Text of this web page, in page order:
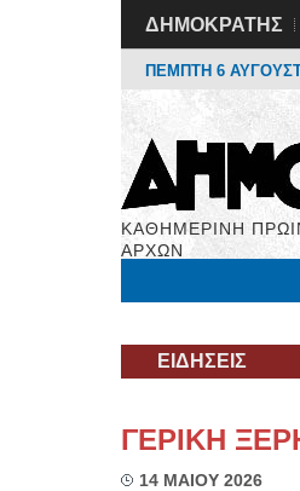
ΔΗΜΟΚΡΑΤΗΣ
ΠΕΜΠΤΗ 6
ΚΑΘΗΜΕΡΙΝΗ
ΑΡΧΩΝ
ΕΙΔΗΣΕΙΣ
ΓΕΡΙΚΗ
14 ΜΑΙΟΥ 2026